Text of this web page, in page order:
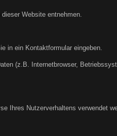
Website entnehmen.
in ein Kontaktformular eingeben.
(z.B. Internetbrowser,
Ihres Nutzerverhaltens verwendet